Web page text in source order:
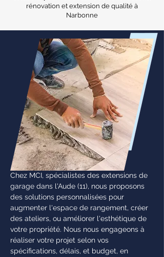
rénovation et extension de qualité à
Narbonne
Chez MCI, spécialistes des extensions de
garage dans l'Aude (11), nous proposons
des solutions personnalisées pour
augmenter l'espace de rangement, créer
des ateliers, ou améliorer l'esthétique de
votre propriété. Nous nous engageons à
réaliser votre projet selon vos
spécifications, délais, et budget, en